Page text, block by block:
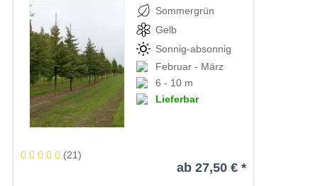
Sommergrün
Gelb
Sonnig-absonnig
Februar - März
6 - 10 m
Lieferbar
(21)
ab 27,50 € *